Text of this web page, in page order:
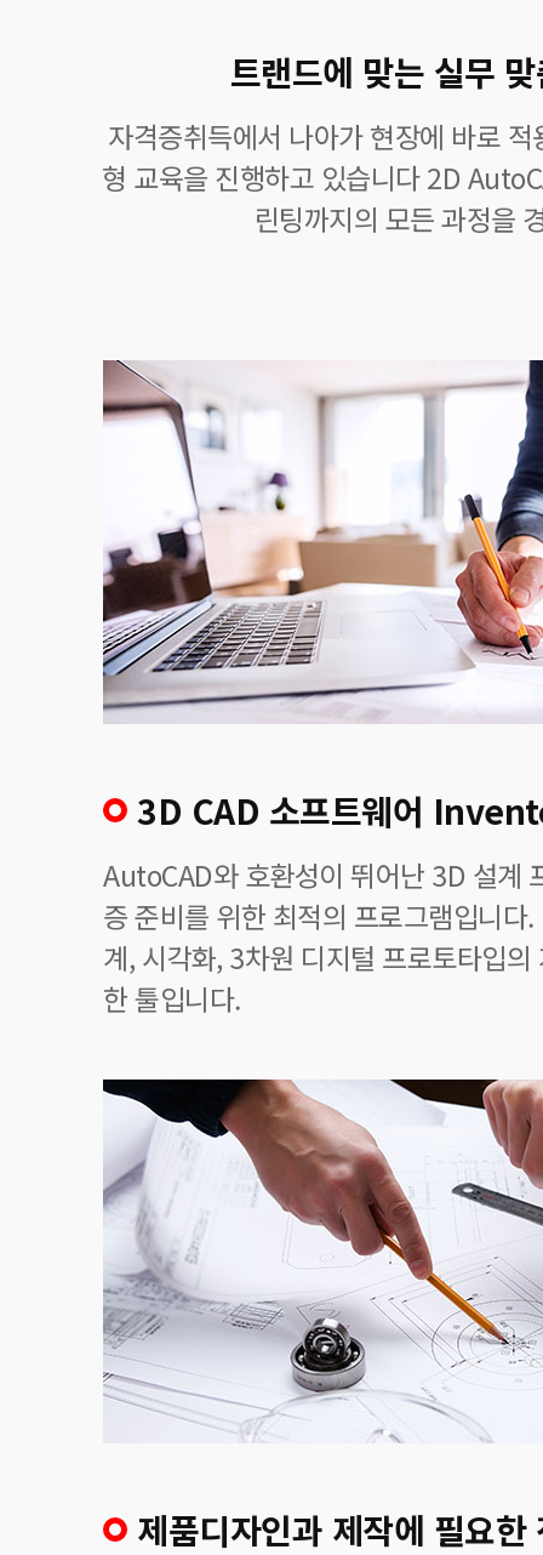
트랜드에 맞는 실무
자격증취득에서 나아가 현장에 바로
형 교육을 진행하고 있습니다 2D
린팅까지의 모든 과정을
3D CAD 소프트웨어
AutoCAD와 호환성이 뛰어난 3D 설계
증 준비를 위한 최적의 프로그램입니
계, 시각화, 3차원 디지털 프로토타입
한 툴입니다.
제품디자인과 제작에 필요한